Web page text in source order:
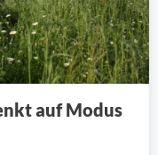
auf Modus